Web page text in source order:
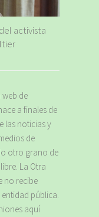
activista
web de
a finales de
las noticias y
de
otro grano de
La Otra
no recibe
pública.
aquí